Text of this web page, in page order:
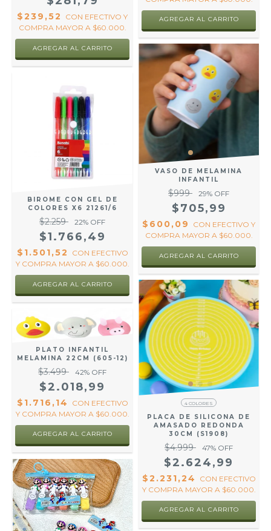
$239,52 CON EFECTIVO Y
COMPRA MAYOR A $60.000.
AGREGAR AL CARRITO
BIROME CON GEL DE
COLORES X6 21261/6
$2.259 22% OFF
$1.766,49
$1.501,52 CON EFECTIVO
Y COMPRA MAYOR A $60.000.
VASO DE MELAMINA
INFANTIL
$999 29% OFF
$705,99
$600,09 CON EFECTIVO Y
COMPRA MAYOR A $60.000.
PLATO INFANTIL
MELAMINA 22CM (605-12)
$3.499 42% OFF
$2.018,99
$1.716,14 CON EFECTIVO
Y COMPRA MAYOR A $60.000.
AGREGAR AL CARRITO
4 COLORES
PLACA DE SILICONA DE
AMASADO REDONDA
30CM (S1908)
$4.999 47% OFF
$2.624,99
$2.231,24 CON EFECTIVO
Y COMPRA MAYOR A $60.000.
AGREGAR AL CARRITO